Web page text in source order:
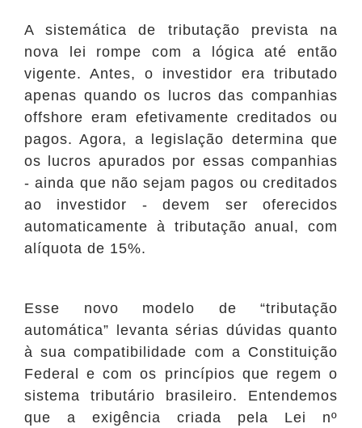
A sistemática de tributação prevista na
nova lei rompe com a lógica até então
vigente. Antes, o investidor era tributado
apenas quando os lucros das companhias
offshore eram efetivamente creditados ou
pagos. Agora, a legislação determina que
os lucros apurados por essas companhias
- ainda que não sejam pagos ou creditados
ao investidor - devem ser oferecidos
automaticamente à tributação anual, com
alíquota de 15%.
Esse novo modelo de “tributação
automática” levanta sérias dúvidas quanto
à sua compatibilidade com a Constituição
Federal e com os princípios que regem o
sistema tributário brasileiro. Entendemos
que a exigência criada pela Lei nº